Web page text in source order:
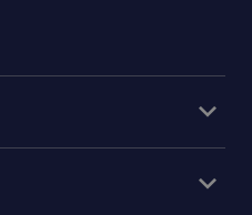
expand_more
expand_more